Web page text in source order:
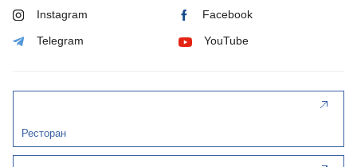
Instagram Facebook
Telegram YouTube
Ресторан